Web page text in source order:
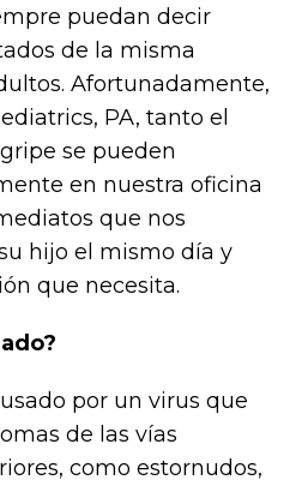
puedan decir
de la misma
Afortunadamente,
PA, tanto el
se pueden
en nuestra oficina
que nos
hijo el mismo día y
que necesita.
por un virus que
de las vías
como estornudos,